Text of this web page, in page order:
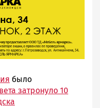
было
затронуло 10